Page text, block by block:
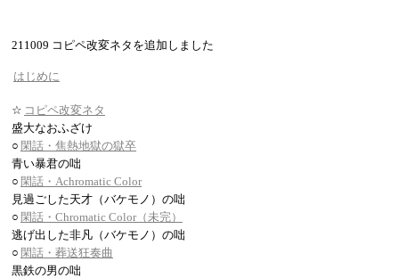
211009 コピペ改変ネタを追加しました
はじめに
☆ コピペ改変ネタ
盛大なおふざけ
○ 閑話・焦熱地獄の獄卒
青い暴君の咄
○ 閑話・Achromatic Color
見過ごした天才（バケモノ）の咄
○ 閑話・Chromatic Color（未完）
逃げ出した非凡（バケモノ）の咄
○ 閑話・葬送狂奏曲
黒鉄の男の咄